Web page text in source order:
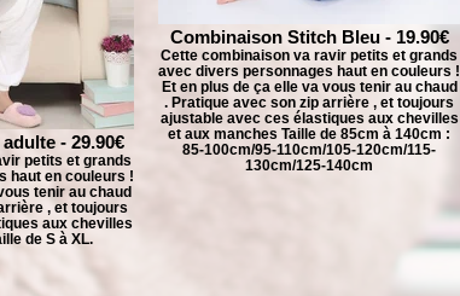
- 29.90€
petits et grands
haut en couleurs !
tenir au chaud
, et toujours
aux chevilles
de S à XL.
Combinaison Stitch Bleu - 19.90€
Cette combinaison va ravir petits et grands
avec divers personnages haut en couleurs !
Et en plus de ça elle va vous tenir au chaud
. Pratique avec son zip arrière , et toujours
ajustable avec ces élastiques aux chevilles
et aux manches Taille de 85cm à 140cm :
85-100cm/95-110cm/105-120cm/115-
130cm/125-140cm